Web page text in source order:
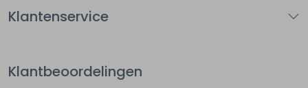
Klantenservice
Klantbeoordelingen